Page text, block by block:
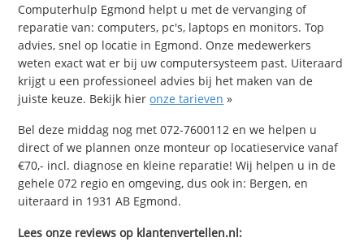
Computerhulp Egmond helpt u met de vervanging of
reparatie van: computers, pc's, laptops en monitors. Top
advies, snel op locatie in Egmond. Onze medewerkers
weten exact wat er bij uw computersysteem past. Uiteraard
krijgt u een professioneel advies bij het maken van de
juiste keuze. Bekijk hieronze tarieven »
Bel deze middag nog met 072-7600112 en we helpen u
direct of we plannen onze monteur op locatieservice vanaf
€70,- incl. diagnose en kleine reparatie! Wij helpen u in de
gehele 072 regio en omgeving, dus ook in: Bergen, en
uiteraard in 1931 AB Egmond.
Lees onze reviews op klantenvertellen.nl: